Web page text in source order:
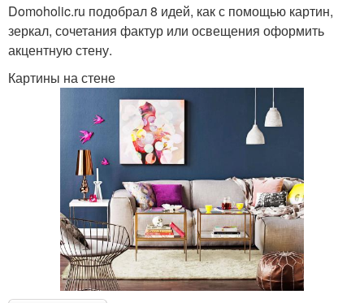
Domoholic.ru подобрал 8 идей, как с помощью картин,
зеркал, сочетания фактур или освещения оформить
акцентную стену.
Картины на стене